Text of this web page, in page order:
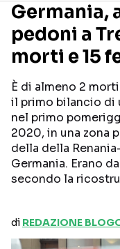
Germania,
pedoni a
morti e 15
È di almeno 2
il primo bilancio di
nel primo
2020, in una zona
della della
Germania. Erano
secondo la
di REDAZIONE